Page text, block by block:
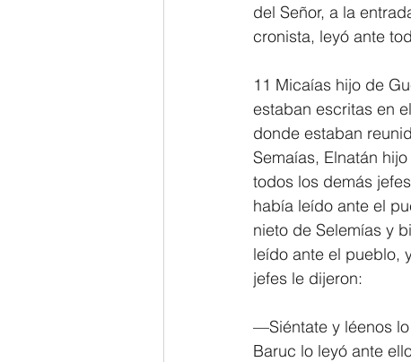
del Señor, a la
cronista, leyó ante
11 Micaías hijo de
estaban escritas en
donde estaban
Semaías, Elnatán
todos los demás
había leído ante el
nieto de Selemías y
leído ante el pueblo,
jefes le dijeron:
—Siéntate y léenos
Baruc lo leyó ante